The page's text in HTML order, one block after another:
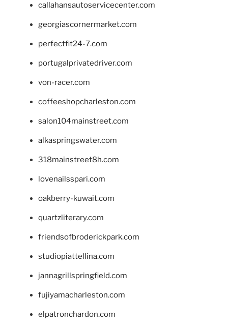
callahansautoservicecenter.com
georgiascornermarket.com
perfectfit24-7.com
portugalprivatedriver.com
von-racer.com
coffeeshopcharleston.com
salon104mainstreet.com
alkaspringswater.com
318mainstreet8h.com
lovenailsspari.com
oakberry-kuwait.com
quartzliterary.com
friendsofbroderickpark.com
studiopiattellina.com
jannagrillspringfield.com
fujiyamacharleston.com
elpatronchardon.com